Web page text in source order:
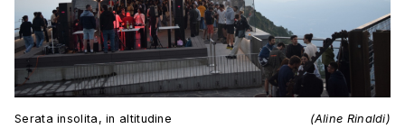
Serata insolita, in altitudine (Aline Rinaldi)